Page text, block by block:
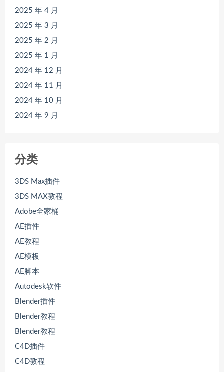
2025 年 4 月
2025 年 3 月
2025 年 2 月
2025 年 1 月
2024 年 12 月
2024 年 11 月
2024 年 10 月
2024 年 9 月
分类
3DS Max插件
3DS MAX教程
Adobe全家桶
AE插件
AE教程
AE模板
AE脚本
Autodesk软件
Blender插件
Blender教程
Blender教程
C4D插件
C4D教程